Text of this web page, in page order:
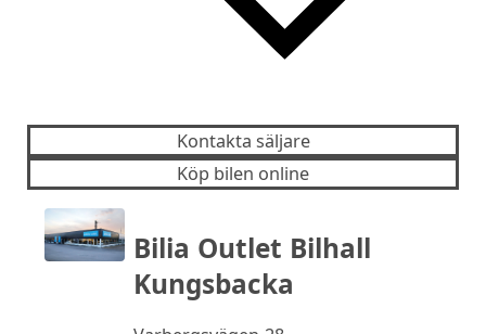
Kontakta säljare
Köp bilen online
Bilia Outlet Bilhall
Kungsbacka